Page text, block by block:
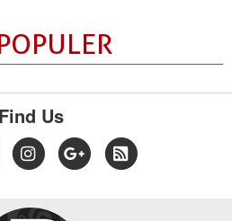
Find Us